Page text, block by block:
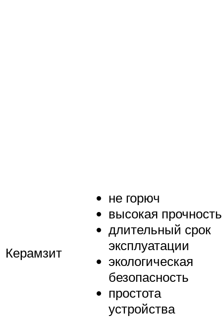
Керамзит
не горюч
высокая прочность
длительный срок
эксплуатации
экологическая
безопасность
простота
устройства